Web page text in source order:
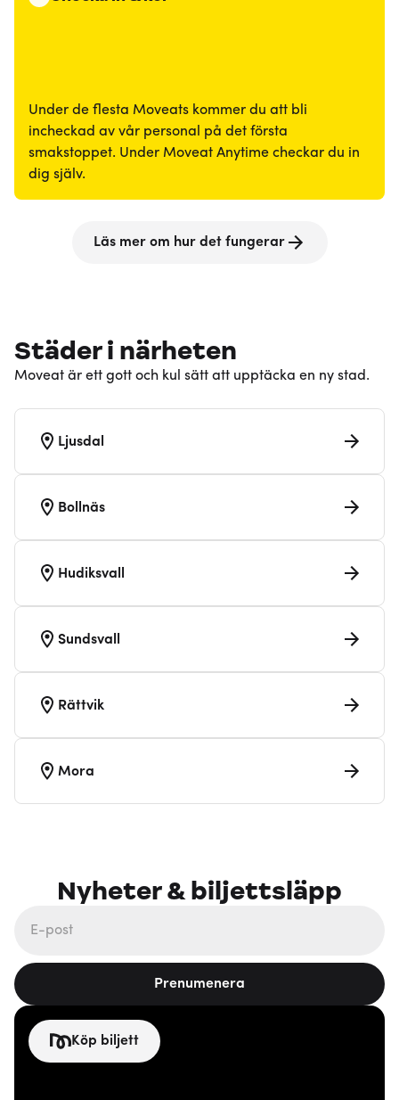
Under de flesta Moveats kommer du att bli
incheckad av vår personal på det första
smakstoppet. Under Moveat Anytime checkar du in
dig själv.
Läs mer om hur det fungerar
Städer i närheten
Moveat är ett gott och kul sätt att upptäcka en ny stad.
Ljusdal
Bollnäs
Hudiksvall
Sundsvall
Rättvik
Mora
Nyheter & biljettsläpp
Prenumenera
Köp biljett